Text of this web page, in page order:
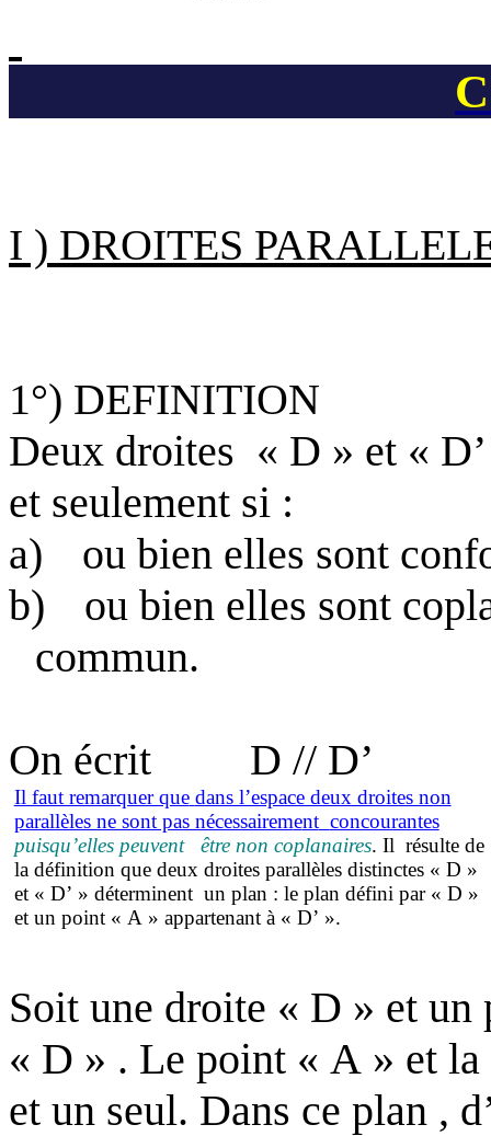
I ) DROITES
1°) DEFINITION
Deux droites « D » et «
et seulement si :
a)
ou bien elles sont
b)
ou bien elles sont
commun.
On écrit D // D’
Il faut remarquer que dans l’espace deux droites non
parallèles ne sont pas nécessairement concourantes
puisqu’elles peuvent
être non coplanaires. Il résulte de
la définition que deux droites parallèles distinctes « D »
et « D’ » déterminent un plan : le plan défini par « D »
et un point « A » appartenant à « D’ ».
Soit une droite « D » et un
« D » . Le point « A » et
et un seul. Dans ce plan ,